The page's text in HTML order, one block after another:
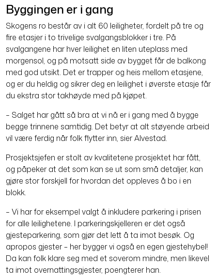
Byggingen er i gang
Skogens ro består av i alt 60 leiligheter, fordelt på tre og
fire etasjer i to trivelige svalgangsblokker i tre. På
svalgangene har hver leilighet en liten uteplass med
morgensol, og på motsatt side av bygg­et får de balkong
med god utsikt. Det er trapper og heis mellom etasjene,
og er du heldig og sikrer deg en leilighet i øverste etasje får
du ekstra stor takhøyde med på kjøpet.
– Salget har gått så bra at vi nå er i gang med å bygge
begge trinnene samtidig. Det betyr at alt støyende arbeid
vil være ferdig når folk flytter inn, sier Alvestad.
Prosjektsjefen er stolt av kvalitetene prosjektet har fått,
og påpeker at det som kan se ut som små detaljer, kan
gjøre stor forskjell for hvordan det oppleves å bo i en
blokk.
– Vi har for eksempel valgt å inklu­dere parkering i prisen
for alle leilig­hetene. I parkeringskjelleren er det også
gjesteparkering, som gjør det lett å ta imot besøk. Og
apropos gjester – her bygger vi også en egen gjeste­hybel!
Da kan folk klare seg med et soverom mindre, men likevel
ta imot overnattingsgjester, poengterer han.